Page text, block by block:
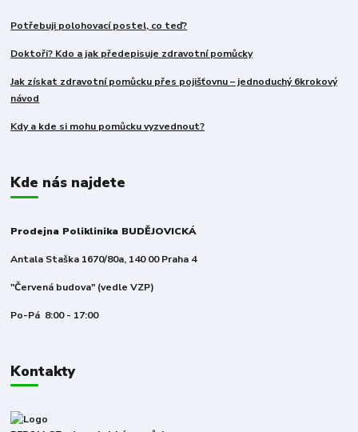
Potřebuji polohovací postel, co teď?
Doktoři? Kdo a jak předepisuje zdravotní pomůcky
Jak získat zdravotní pomůcku přes pojišťovnu – jednoduchý 6krokový
návod
Kdy a kde si mohu pomůcku vyzvednout?
Kde nás najdete
Prodejna Poliklinika BUDĚJOVICKÁ
Antala Staška 1670/80a, 140 00 Praha 4
"Červená budova" (vedle VZP)
Po-Pá 8:00 - 17:00
Kontakty